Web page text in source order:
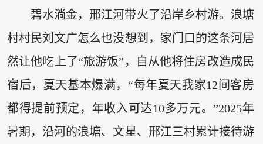
碧水淌金，邢江河带火了沿岸乡村游。浪塘
村村民刘文广怎么也没想到，家门口的这条河居
然让他吃上了“旅游饭”，自从他将住房改造成民
宿后，夏天基本爆满，“每年夏天我家12间客房
都得提前预定，年收入可达10多万元。”2025年
暑期，沿河的浪塘、文星、邢江三村累计接待游